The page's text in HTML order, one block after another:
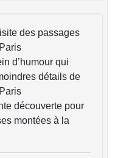
des passages
d’humour qui
détails de
découverte pour
montées à la